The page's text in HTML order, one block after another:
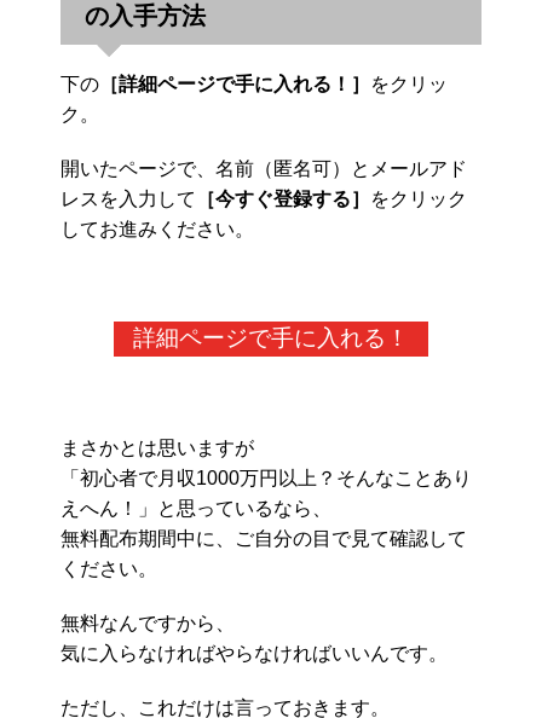
の入手方法
下の ［詳細ページで手に入れる！］
をクリッ
ク。
開いたページで、名前（匿名可）とメールアド
レスを入力して
［今すぐ登録する］
をクリック
してお進みください。
詳細ページで手に入れる！
まさかとは思いますが
「初心者で月収1000万円以上？そんなことあり
えへん！」と思っているなら、
無料配布期間中に、ご自分の目で見て確認して
ください。
無料なんですから、
気に入らなければやらなければいいんです。
ただし、これだけは言っておきます。